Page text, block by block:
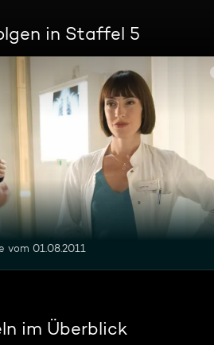
in Staffel 5
vom 01.08.2011
im Überblick